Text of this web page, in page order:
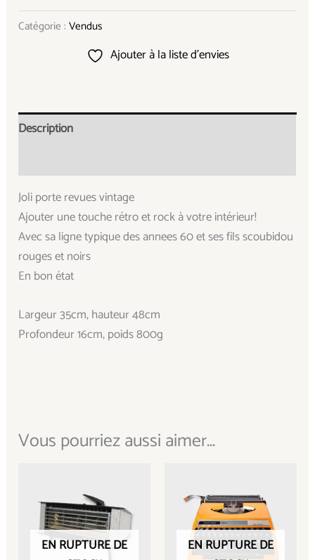
Catégorie :Vendus
Ajouter à la liste d’envies
Description
Joli porte revues vintage
Ajouter une touche rétro et rock à votre intérieur!
Avec sa ligne typique des annees 60 et ses fils scoubidou
rouges et noirs
En bon état
Largeur 35cm, hauteur 48cm
Profondeur 16cm, poids 800g
Vous pourriez aussi aimer...
EN RUPTURE DE
EN RUPTURE DE